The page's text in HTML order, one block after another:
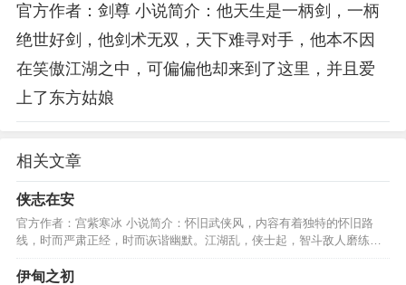
官方作者：剑尊 小说简介：他天生是一柄剑，一柄
绝世好剑，他剑术无双，天下难寻对手，他本不因
在笑傲江湖之中，可偏偏他却来到了这里，并且爱
上了东方姑娘
相关文章
侠志在安
官方作者：宫紫寒冰 小说简介：怀旧武侠风，内容有着独特的怀旧路
线，时而严肃正经，时而诙谐幽默。江湖乱，侠士起，智斗敌人磨练提
升，安定平乱身体力行。…
伊甸之初